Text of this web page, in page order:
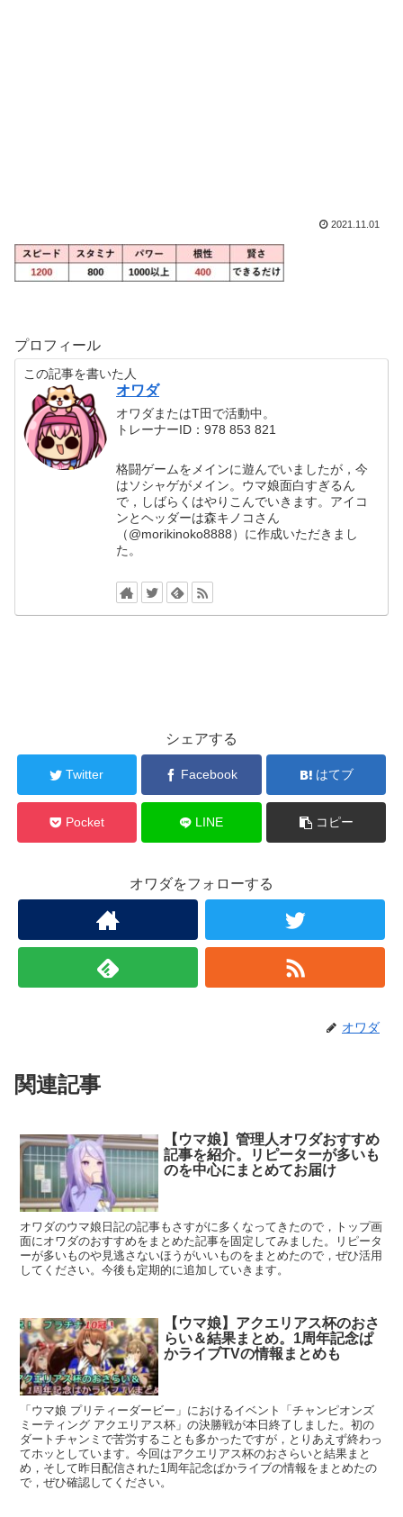
2021.11.01
プロフィール
この記事を書いた人
オワダ
オワダまたはT田で活動中。
トレーナーID：978 853 821
格闘ゲームをメインに遊んでいましたが，今
はソシャゲがメイン。ウマ娘面白すぎるん
で，しばらくはやりこんでいきます。アイコ
ンとヘッダーは森キノコさん
（@morikinoko8888）に作成いただきまし
た。
シェアする
Twitter Facebook はてブ
Pocket LINE コピー
オワダをフォローする
オワダ
関連記事
【ウマ娘】管理人オワダおすすめ
記事を紹介。リピーターが多いも
のを中心にまとめてお届け
オワダのウマ娘日記の記事もさすがに多くなってきたので，トップ画
面にオワダのおすすめをまとめた記事を固定してみました。リピータ
ーが多いものや見逃さないほうがいいものをまとめたので，ぜひ活用
してください。今後も定期的に追加していきます。
【ウマ娘】アクエリアス杯のおさ
らい＆結果まとめ。1周年記念ぱ
かライブTVの情報まとめも
「ウマ娘 プリティーダービー」におけるイベント「チャンピオンズ
ミーティング アクエリアス杯」の決勝戦が本日終了しました。初の
ダートチャンミで苦労することも多かったですが，とりあえず終わっ
てホッとしています。今回はアクエリアス杯のおさらいと結果まと
め，そして昨日配信された1周年記念ぱかライブの情報をまとめたの
で，ぜひ確認してください。